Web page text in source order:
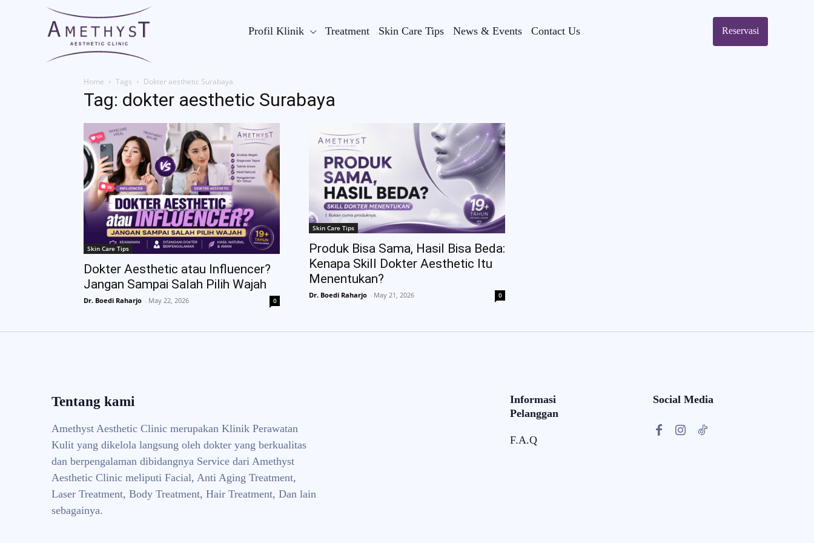
Profil Klinik Treatment Skin Care Tips News & Events Contact Us Reservasi
Home Tags Dokter aesthetic Surabaya
Tag: dokter aesthetic Surabaya
Skin Care Tips
Dokter Aesthetic atau Influencer?
Jangan Sampai Salah Pilih Wajah
Dr. Boedi Raharjo - May 22, 2026 0
Skin Care Tips
Produk Bisa Sama, Hasil Bisa Beda:
Kenapa Skill Dokter Aesthetic Itu
Menentukan?
Dr. Boedi Raharjo - May 21, 2026 0
Tentang kami
Amethyst Aesthetic Clinic merupakan Klinik Perawatan
Kulit yang dikelola langsung oleh dokter yang berkualitas
dan berpengalaman dibidangnya Service dari Amethyst
Aesthetic Clinic meliputi Facial, Anti Aging Treatment,
Laser Treatment, Body Treatment, Hair Treatment, Dan lain
sebagainya.
Informasi
Pelanggan
F.A.Q
Social Media